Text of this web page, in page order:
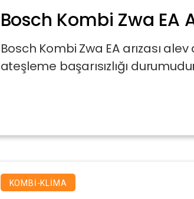
Bosch Kombi Zwa EA
Bosch Kombi Zwa EA arızası
ateşleme başarısızlığı
KOMBI-KLIMA